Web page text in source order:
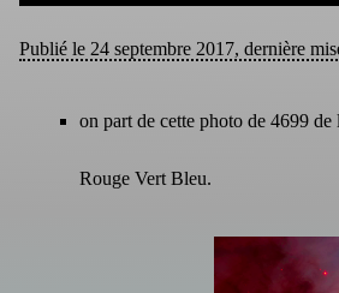
Publié le 24 septembre 2017, dernière
on part de cette photo de 4699
Rouge Vert Bleu.